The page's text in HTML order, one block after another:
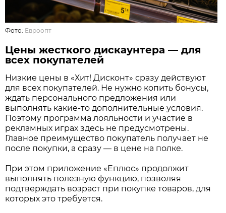
Фото: Евроопт
Цены жесткого дискаунтера — для
всех покупателей
Низкие цены в «Хит! Дисконт» сразу действуют
для всех покупателей. Не нужно копить бонусы,
ждать персонального предложения или
выполнять какие-то дополнительные условия.
Поэтому программа лояльности и участие в
рекламных играх здесь не предусмотрены.
Главное преимущество покупатель получает не
после покупки, а сразу — в цене на полке.
При этом приложение «Еплюс» продолжит
выполнять полезную функцию, позволяя
подтверждать возраст при покупке товаров, для
которых это требуется.